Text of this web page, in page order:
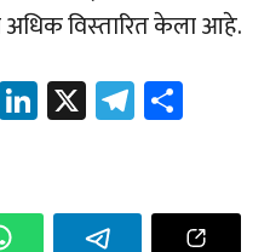
अधिक विस्‍तारित केला आहे.
Pi
nt
Li
nk
dI
X Te
le
a